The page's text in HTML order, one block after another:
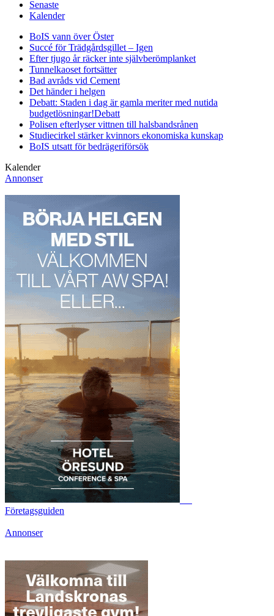
Senaste
Kalender
BoIS vann över Öster
Succé för Trädgårdsgillet – Igen
Efter tjugo år räcker inte självberömplanket
Tunnelkaoset fortsätter
Bad avråds vid Cement
Det händer i helgen
Debatt: Staden i dag är gamla meriter med nutida
budgetlösningar!Debatt
Polisen efterlyser vittnen till halsbandsrånen
Studiecirkel stärker kvinnors ekonomiska kunskap
BoIS utsatt för bedrägeriförsök
Kalender
Annonser
Företagsguiden
Annonser